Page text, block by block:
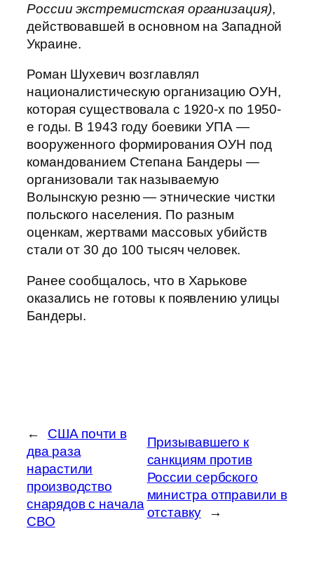
России экстремистская организация),
действовавшей в основном на Западной
Украине.
Роман Шухевич возглавлял
националистическую организацию ОУН,
которая существовала с 1920-х по 1950-
е годы. В 1943 году боевики УПА —
вооруженного формирования ОУН под
командованием Степана Бандеры —
организовали так называемую
Волынскую резню — этнические чистки
польского населения. По разным
оценкам, жертвами массовых убийств
стали от 30 до 100 тысяч человек.
Ранее сообщалось, что в Харькове
оказались не готовы к появлению улицы
Бандеры.
←
США почти в
два раза
нарастили
производство
снарядов с начала
СВО
Призывавшего к
санкциям против
России сербского
министра отправили в
отставку
→